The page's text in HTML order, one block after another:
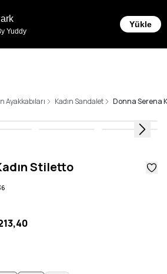
Yuddy
Yükle
Ayakkabıları Kadın Sandalet Donna Serena
Stiletto